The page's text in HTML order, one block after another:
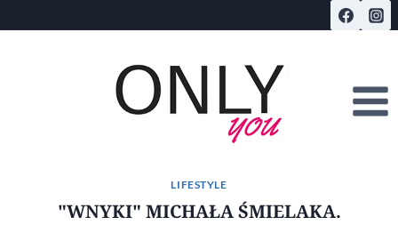
do
LIFESTYLE
"WNYKI" MICHAŁA ŚMIELAKA.